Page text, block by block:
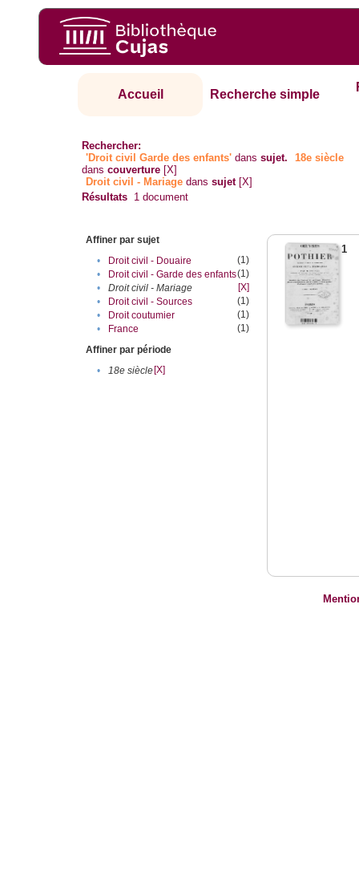
Accueil Recherche simple
Rechercher:
'Droit civil Garde des enfants' danssujet.
18e siècle
danscouverture [X]
Droit civil - Mariage danssujet [X]
Résultats 1 document
Affiner par sujet
•
Droit civil - Douaire
(1)
•
Droit civil - Garde des enfants(1)
•
Droit civil - Mariage
[X]
•
Droit civil - Sources
(1)
•
Droit coutumier
(1)
•
France
(1)
Affiner par période
•
18e siècle[X]
1